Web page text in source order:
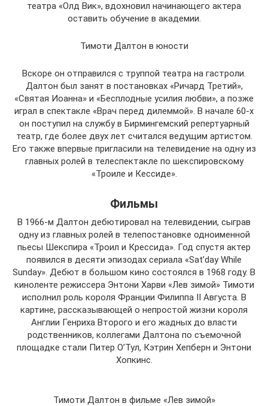
театра «Олд Вик», вдохновил начинающего актера
оставить обучение в академии.
Тимоти Далтон в юности
Вскоре он отправился с труппой театра на гастроли.
Далтон был занят в постановках «Ричард Третий»,
«Святая Иоанна» и «Бесплодные усилия любви», а позже
играл в спектакле «Врач перед дилеммой». В начале 60-х
он поступил на службу в Бирмингемский репертуарный
театр, где более двух лет считался ведущим артистом.
Его также впервые пригласили на телевидение на одну из
главных ролей в телеспектакле по шекспировскому
«Троиле и Кессиде».
Фильмы
В 1966-м Далтон дебютировал на телевидении, сыграв
одну из главных ролей в телепостановке одноименной
пьесы Шекспира «Троил и Крессида». Год спустя актер
появился в десяти эпизодах сериала «Sat’day While
Sunday». Дебют в большом кино состоялся в 1968 году. В
киноленте режиссера Энтони Харви «Лев зимой» Тимоти
исполнил роль короля Франции Филиппа II Августа. В
картине, рассказывающей о непростой жизни короля
Англии Генриха Второго и его жадных до власти
родственников, коллегами Далтона по съемочной
площадке стали Питер О’Тул, Кэтрин Хепберн и Энтони
Хопкинс.
Тимоти Далтон в фильме «Лев зимой»